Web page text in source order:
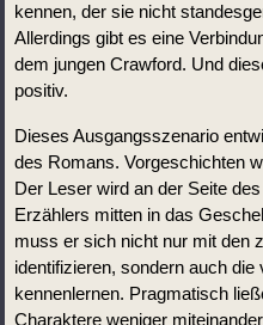
kennen, der sie nicht
Allerdings gibt es eine
dem jungen Crawford. Und
positiv.
Dieses Ausgangsszenario
des Romans. Vorgeschichten
Der Leser wird an der Seite
Erzählers mitten in das
muss er sich nicht nur mit den
identifizieren, sondern auch
kennenlernen. Pragmatisch
Charaktere weniger